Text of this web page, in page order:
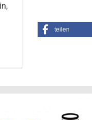
teilen